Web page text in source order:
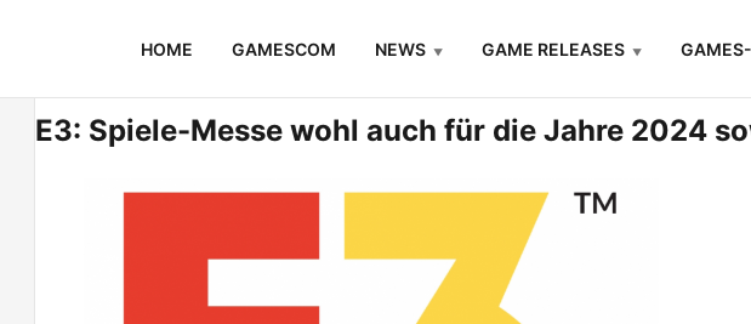
HOME GAMESCOM NEWS GAME RELEASES
E3: Spiele-Messe wohl auch für die Jahre 2024